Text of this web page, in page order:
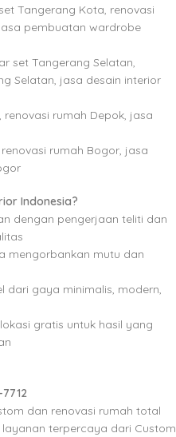
Tangerang Kota, renovasi
pembuatan wardrobe
set Tangerang Selatan,
Selatan, jasa desain interior
renovasi rumah Depok, jasa
rumah Bogor, jasa
Indonesia?
dengan pengerjaan teliti dan
mengorbankan mutu dan
dari gaya minimalis, modern,
gratis untuk hasil yang
dan renovasi rumah total
terpercaya dari Custom